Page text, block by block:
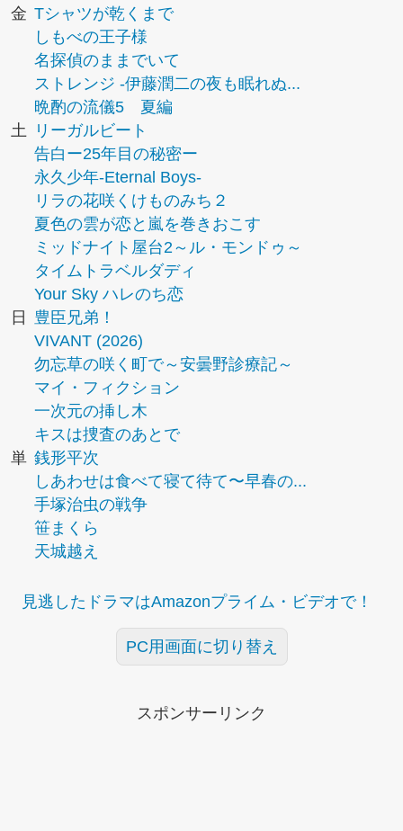
金 Tシャツが乾くまで
しもべの王子様
名探偵のままでいて
ストレンジ -伊藤潤二の夜も眠れぬ...
晩酌の流儀5 夏編
土
リーガルビート
告白ー25年目の秘密ー
永久少年-Eternal Boys-
リラの花咲くけものみち２
夏色の雲が恋と嵐を巻きおこす
ミッドナイト屋台2～ル・モンドゥ～
タイムトラベルダディ
Your Sky ハレのち恋
日
豊臣兄弟！
VIVANT (2026)
勿忘草の咲く町で～安曇野診療記～
マイ・フィクション
一次元の挿し木
キスは捜査のあとで
単 銭形平次
しあわせは食べて寝て待て〜早春の...
手塚治虫の戦争
笹まくら
天城越え
見逃したドラマはAmazonプライム・ビデオで！
PC用画面に切り替え
スポンサーリンク